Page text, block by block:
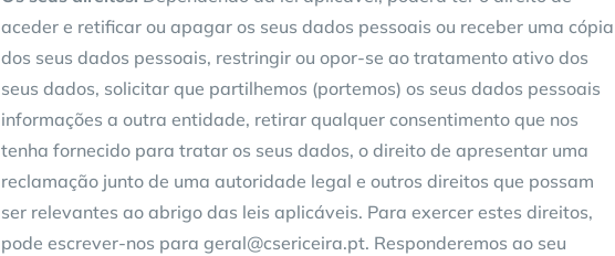
aceder e retificar ou apagar os seus dados pessoais ou receber uma cópia
dos seus dados pessoais, restringir ou opor-se ao tratamento ativo dos
seus dados, solicitar que partilhemos (portemos) os seus dados pessoais
informações a outra entidade, retirar qualquer consentimento que nos
tenha fornecido para tratar os seus dados, o direito de apresentar uma
reclamação junto de uma autoridade legal e outros direitos que possam
ser relevantes ao abrigo das leis aplicáveis. Para exercer estes direitos,
pode escrever-nos para geral@csericeira.pt. Responderemos ao seu